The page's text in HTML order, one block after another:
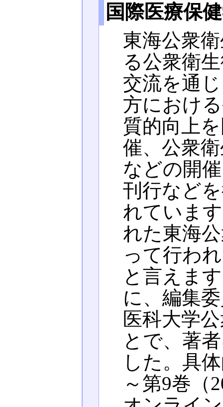
国際医療保
東海公衆
る公衆衛
交流を通
方におけ
質的向上
催、公衆
などの開
刊行など
れていま
れた東海
って行わ
と言えま
に、編集
医科大学
とで、著
した。具
～第9巻（